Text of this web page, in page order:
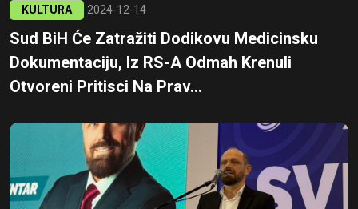
KULTURA 2024-12-14
Sud BiH Će Zatražiti Dodikovu Medicinsku
Dokumentaciju, Iz RS-A Odmah Krenuli
Otvoreni Pritisci Na Prav...